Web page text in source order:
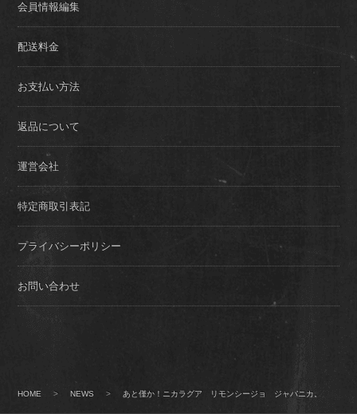
会員情報編集
配送料金
お支払い方法
返品について
運営会社
特定商取引表記
プライバシーポリシー
お問い合わせ
HOME > NEWS > あと僅か！ニカラグア リモンシージョ ジャバニカ。